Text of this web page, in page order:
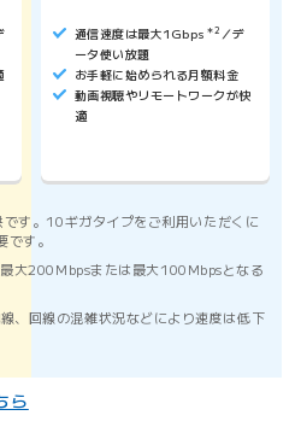
通信速度は最大1Gbps ＊2 ／デ
ータ使い放題
お手軽に始められる月額料金
動画視聴やリモートワークが快
適
す。10ギガタイプをご利用いただくに
す。
大200Mbpsまたは最大100Mbpsとなる
、回線の混雑状況などにより速度は低下
ら